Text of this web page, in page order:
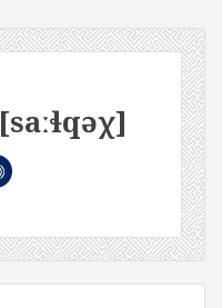
[saːɬqəχ]